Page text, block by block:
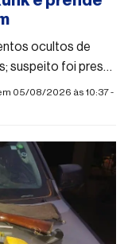
ocultos de
suspeito foi preso
05/08/2026 às 10:37 -